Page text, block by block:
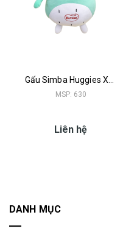
MSP: 630
Liên hệ
DANH MỤC